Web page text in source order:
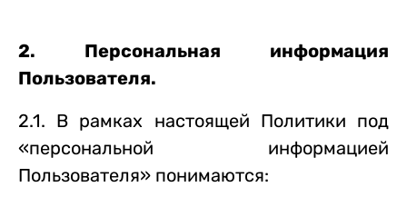
2. Персональная информация
Пользователя.
2.1. В рамках настоящей Политики под
«персональной информацией
Пользователя» понимаются: